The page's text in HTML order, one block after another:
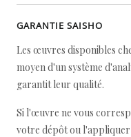
GARANTIE SAISHO
Les œuvres disponibles
moyen d'un système
garantit leur qualité.
Si l'œuvre ne vous
votre dépôt ou